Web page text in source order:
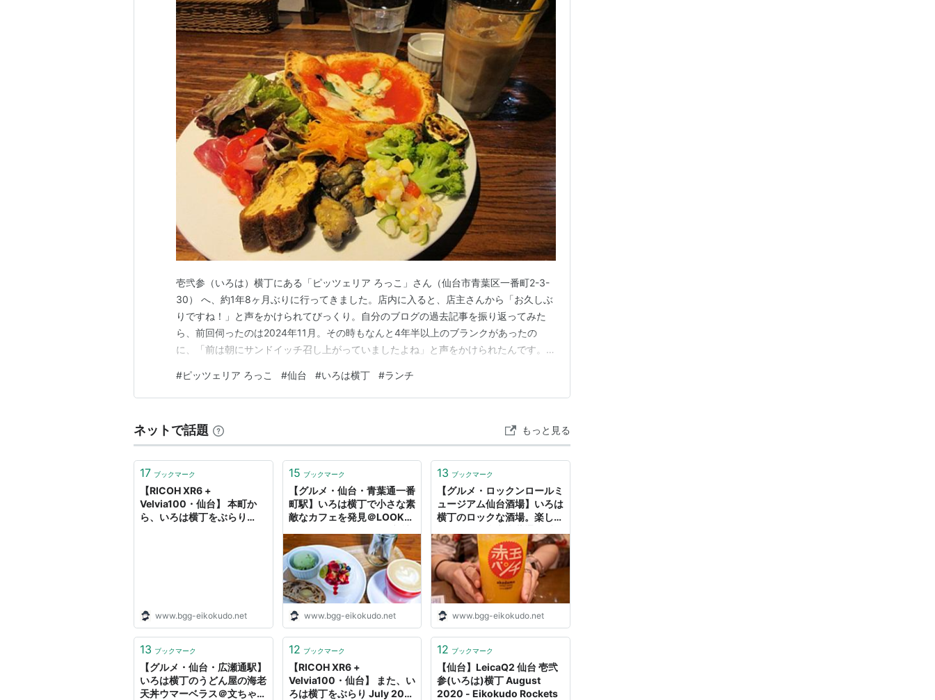
壱弐参（いろは）横丁にある「ピッツェリア ろっこ」さん（仙台市青葉区一番町2-3-
30） へ、約1年8ヶ月ぶりに行ってきました。店内に入ると、店主さんから「お久しぶ
りですね！」と声をかけられてびっくり。自分のブログの過去記事を振り返ってみた
ら、前回伺ったのは2024年11月。その時もなんと4年半以上のブランクがあったの
に、「前は朝にサンドイッチ召し上がっていましたよね」と声をかけられたんです。こ
客だと感動しました。 ランチメニューは、プレート、日替わりPIZZA、ラザニアの3種
類。すべてドリンク付きです。物価高が続く…
#ピッツェリア ろっこ #仙台 #いろは横丁 #ランチ
ネットで話題 もっと見る
17 ブックマーク
【RICOH XR6 +
Velvia100・仙台】 本町か
ら、いろは横丁をぶらり
www.bgg-eikokudo.net
15 ブックマーク
【グルメ・仙台・青葉通一番
町駅】いろは横丁で小さな素
敵なカフェを発見＠LOOK
問 - Eikokudo Rockets
www.bgg-eikokudo.net
13 ブックマーク
【グルメ・ロックンロールミ
ュージアム仙台酒場】いろは
横丁のロックな酒場。楽しい
駅 初訪問 - Eikokudo
Rockets
www.bgg-eikokudo.net
13 ブックマーク
【グルメ・仙台・広瀬通駅】
いろは横丁のうどん屋の海老
天丼ウマーベラス＠文ちゃん
12 ブックマーク
【RICOH XR6 +
Velvia100・仙台】 また、い
ろは横丁をぶらり July 2021
12 ブックマーク
【仙台】LeicaQ2 仙台 壱弐
参(いろは)横丁 August
2020 - Eikokudo Rockets